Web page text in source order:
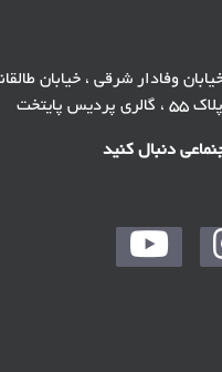
وفادار شرقی ، خیابان
دنبال کنید